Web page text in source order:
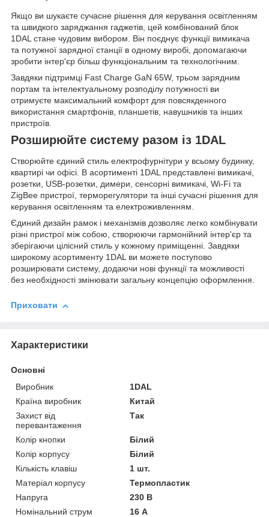
Якщо ви шукаєте сучасне рішення для керування освітленням
та швидкого заряджання гаджетів, цей комбінований блок
1DAL стане чудовим вибором. Він поєднує функції вимикача
та потужної зарядної станції в одному виробі, допомагаючи
зробити інтер'єр більш функціональним та технологічним.
Завдяки підтримці Fast Charge GaN 65W, трьом зарядним
портам та інтелектуальному розподілу потужності ви
отримуєте максимальний комфорт для повсякденного
використання смартфонів, планшетів, навушників та інших
пристроїв.
Розширюйте систему разом із 1DAL
Створюйте єдиний стиль електрофурнітури у всьому будинку,
квартирі чи офісі. В асортименті 1DAL представлені вимикачі,
розетки, USB-розетки, димери, сенсорні вимикачі, Wi-Fi та
ZigBee пристрої, терморегулятори та інші сучасні рішення для
керування освітленням та електроживленням.
Єдиний дизайн рамок і механізмів дозволяє легко комбінувати
різні пристрої між собою, створюючи гармонійний інтер'єр та
зберігаючи цілісний стиль у кожному приміщенні. Завдяки
широкому асортименту 1DAL ви можете поступово
розширювати систему, додаючи нові функції та можливості
без необхідності змінювати загальну концепцію оформлення.
Приховати
Характеристики
Основні
Виробник
1DAL
Країна виробник
Китай
Захист від
перевантаження
Так
Колір кнопки
Білий
Колір корпусу
Білий
Кількість клавіш
1 шт.
Матеріал корпусу
Термопластик
Напруга
230 В
Номінальний струм
16 А